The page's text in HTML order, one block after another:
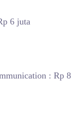
6 juta
: Rp 8